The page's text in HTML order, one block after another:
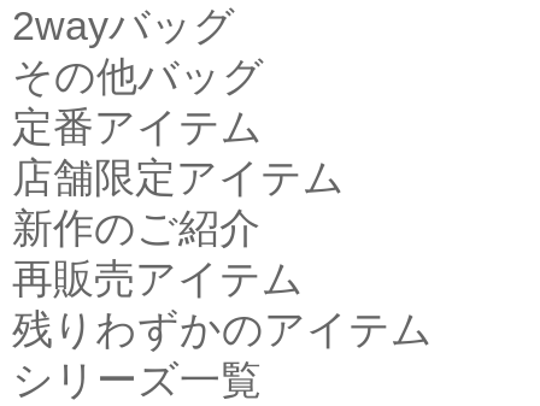
2wayバッグ
その他バッグ
定番アイテム
店舗限定アイテム
新作のご紹介
再販売アイテム
残りわずかのアイテム
シリーズ一覧